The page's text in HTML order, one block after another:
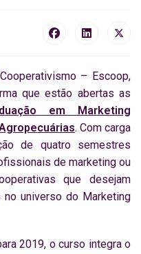
– Escoop,
que estão abertas as
em Marketing
. Com carga
de quatro semestres
de marketing ou
que desejam
no universo do Marketing
2019, o curso integra o